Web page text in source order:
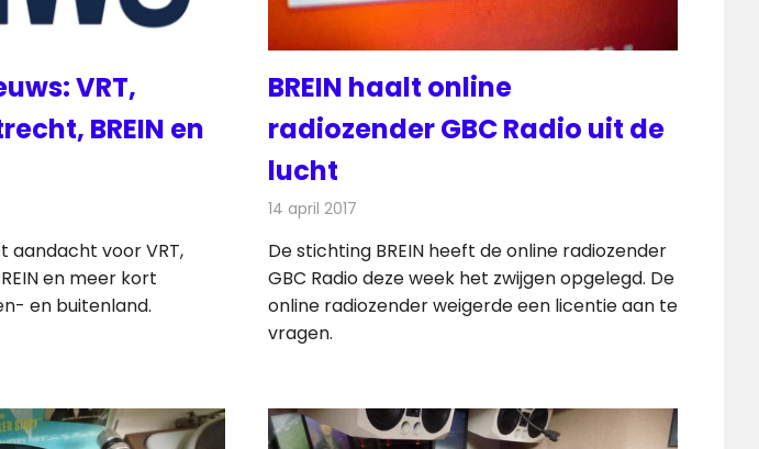
VRT,
BREIN en
aandacht voor VRT,
en meer kort
en buitenland.
BREIN haalt online
radiozender GBC Radio uit de
lucht
14 april 2017
De stichting BREIN heeft de online radiozender
GBC Radio deze week het zwijgen opgelegd. De
online radiozender weigerde een licentie aan te
vragen.